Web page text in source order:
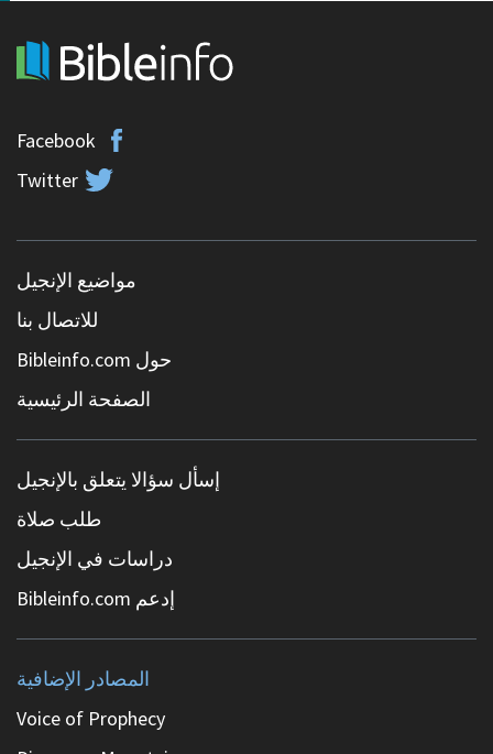
Facebook
Twitter
مواضيع الإنجيل
للاتصال بنا
حول Bibleinfo.com
الصفحة الرئيسية
إسأل سؤالا يتعلق بالإنجيل
طلب صلاة
دراسات في الإنجيل
إدعم Bibleinfo.com
المصادر الإضافية
Voice of Prophecy